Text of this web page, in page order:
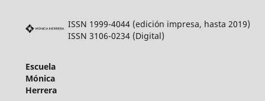
ISSN 1999-4044 (edición impresa, hasta 2019)
ISSN 3106-0234 (Digital)
Escuela
Mónica
Herrera